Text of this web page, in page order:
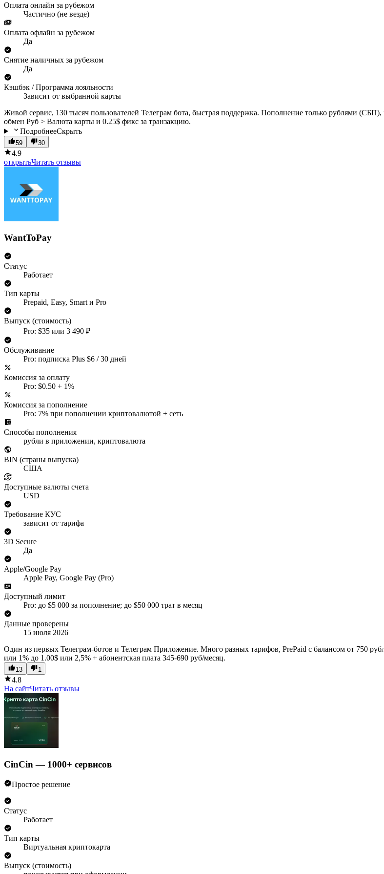
Оплата онлайн за рубежом
Частично (не везде)
Оплата офлайн за рубежом
Да
Снятие наличных за рубежом
Да
Кэшбэк / Программа лояльности
Зависит от выбранной карты
Живой сервис, 130 тысяч пользователей Телеграм бота, быстрая поддержка. Пополнение только рублями
обмен Руб > Валюта карты и 0.25$ фикс за транзакцию.
ПодробнееСкрыть
59 30
4.9
открытьЧитать отзывы
WantToPay
Статус
Работает
Тип карты
Prepaid, Easy, Smart и Pro
Выпуск (стоимость)
Pro: $35 или 3 490 ₽
Обслуживание
Pro: подписка Plus $6 / 30 дней
Комиссия за оплату
Pro: $0.50 + 1%
Комиссия за пополнение
Pro: 7% при пополнении криптовалютой + сеть
Способы пополнения
рубли в приложении, криптовалюта
BIN (страны выпуска)
США
Доступные валюты счета
USD
Требование КУС
зависит от тарифа
3D Secure
Да
Apple/Google Pay
Apple Pay, Google Pay (Pro)
Доступный лимит
Pro: до $5 000 за пополнение; до $50 000 трат в месяц
Данные проверены
15 июля 2026
Один из первых Телеграм-ботов и Телеграм Приложение. Много разных тарифов, PrePaid c балансом от 750
или 1% до 1.00$ или 2,5% + абонентская плата 345-690 руб/месяц.
13 1
4.8
На сайтЧитать отзывы
CinCin — 1000+ сервисов
Простое решение
Статус
Работает
Тип карты
Виртуальная криптокарта
Выпуск (стоимость)